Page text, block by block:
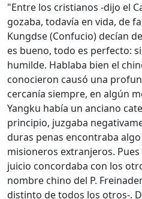
"Entre los cristianos -dijo el
gozaba, todavía en vida, de
Kungdse (Confucio) decían
es bueno, todo es perfecto:
humilde. Hablaba bien el
conocieron causó una
cercanía siempre, en algún
Yangku había un anciano
principio, juzgaba
duras penas encontraba
misioneros extranjeros.
juicio concordaba con los
nombre chino del P.
distinto de todos los otros-.